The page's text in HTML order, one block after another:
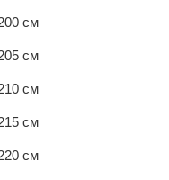
см
см
см
см
см